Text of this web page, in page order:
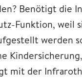
Benötigt die
Funktion, weil
werden
mit der